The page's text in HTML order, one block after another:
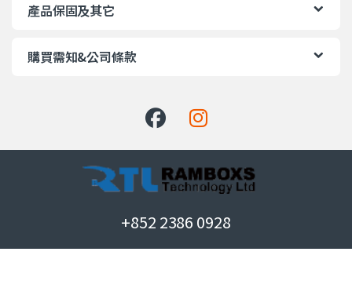
產品保固及其它
購買需知&公司條款
+852 2386 0928